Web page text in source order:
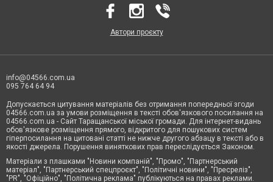
Автори проєкту
info@04566.com.ua
095 764 64 94
Допускається цитування матеріалів без отримання попередньої згоди
04566.com.ua за умови розміщення в тексті обов'язкового посилання на
04566.com.ua - Cайт Таращанської міської громади. Для інтернет-видань
обов'язкове розміщення прямого, відкритого для пошукових систем
гіперпосилання на цитовані статті не нижче другого абзацу в тексті або в
якості джерела. Порушення виняткових прав переслідується Законом.
Матеріали з плашками "Новини компаній", "Промо", "Партнерський
матеріал", "Партнерський спецпроєкт", "Політичні новини", "Пресреліз",
"PR", "Офіційно", "Політична реклама" публікуються на правах реклами.